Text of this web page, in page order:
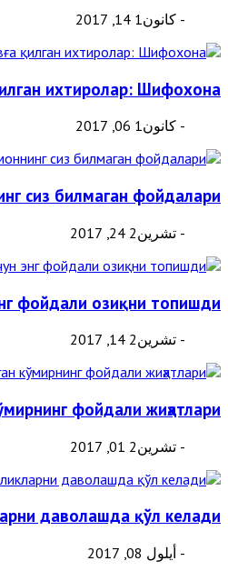
- كانون1 14, 2017
ихтиролар: Шифохона
- كانون1 06, 2017
сиз билмаган фойдалари
- تشرين2 24, 2017
фойдали озиқни топишди
- تشرين2 14, 2017
фойдали жиҳатлари
- تشرين2 01, 2017
даволашда қўл келади
- أيلول 08, 2017